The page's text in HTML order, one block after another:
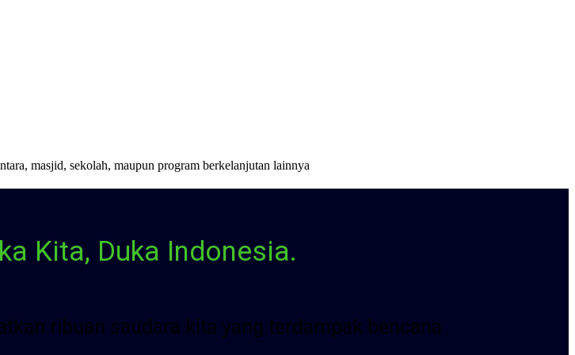
masjid, sekolah, maupun program berkelanjutan lainnya
Kita, Duka Indonesia.
ribuan saudara kita yang terdampak bencana